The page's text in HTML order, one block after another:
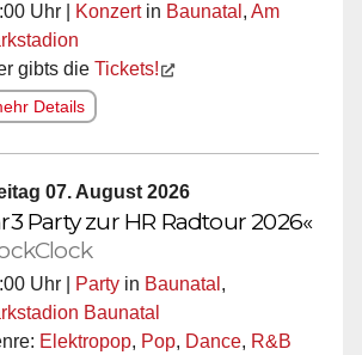
Uhr | Konzertin Baunatal , Am
gibts die Tickets!
Details
07. August 2026
Party zur HR Radtour 2026«
Uhr | Party in Baunatal ,
Baunatal
Elektropop, Pop, Dance, R&B